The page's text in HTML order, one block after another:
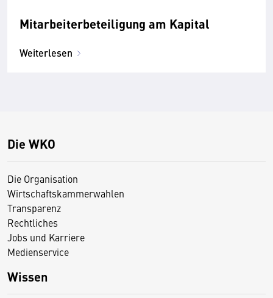
Mitarbeiterbeteiligung am Kapital
Weiterlesen
Die WKO
Die Organisation
Wirtschaftskammerwahlen
Transparenz
Rechtliches
Jobs und Karriere
Medienservice
Wissen